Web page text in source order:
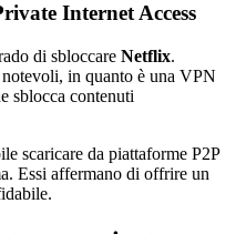
Internet Access
di sbloccare Netflix.
in quanto è una VPN
sblocca contenuti
scaricare da piattaforme P2P
Essi affermano di offrire un